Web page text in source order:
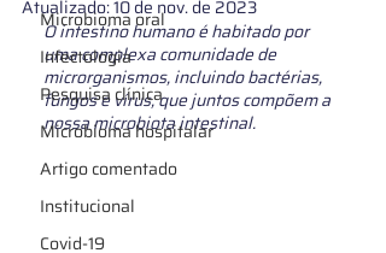
Microbioma oral
Infectologia
Pesquisa clínica
Microbioma hospitalar
Artigo comentado
Institucional
Covid-19
Atualizado:10 de nov. de 2023
O intestino humano é habitado por
uma complexa comunidade de
microrganismos, incluindo bactérias,
fungos e vírus, que juntos compõem a
nossa microbiota intestinal.